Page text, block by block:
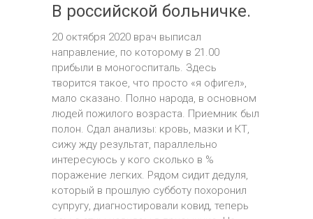
В российской больничке.
20 октября 2020 врач выписал
направление, по которому в 21.00
прибыли в моногоспиталь. Здесь
творится такое, что просто «я офигел»,
мало сказано. Полно народа, в основном
людей пожилого возраста. Приемник был
полон. Сдал анализы: кровь, мазки и КТ,
сижу жду результат, параллельно
интересуюсь у кого сколько в %
поражение легких. Рядом сидит дедуля,
который в прошлую субботу похоронил
супругу, диагностировали ковид, теперь